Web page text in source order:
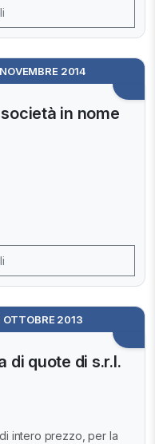
2014
in nome
OTTOBRE 2013
di quote di s.r.l.
intero prezzo, per la